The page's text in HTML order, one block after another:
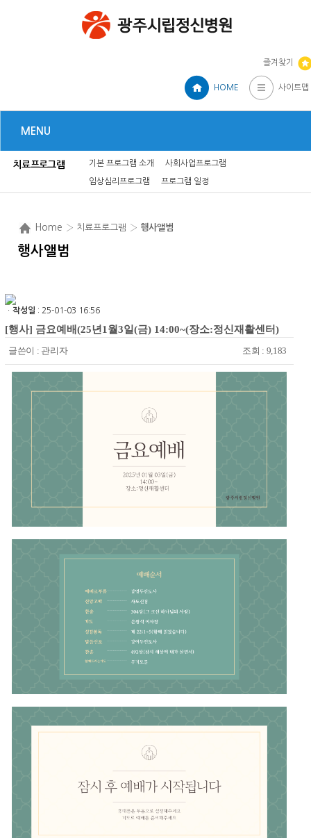
즐겨찾기
HOME 사이트맵
MENU
치료프로그램 기본 프로그램 소개 사회사업프로그램
임상심리프로그램 프로그램 일정
Home › 치료프로그램 › 행사앨범
행사앨범
ㆍ 작성일 : 25-01-03 16:56
[행사] 금요예배(25년1월3일(금) 14:00~(장소:정신재활센터)
글쓴이 : 관리자 조회 : 9,183